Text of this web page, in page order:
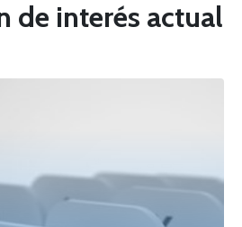
de interés actual